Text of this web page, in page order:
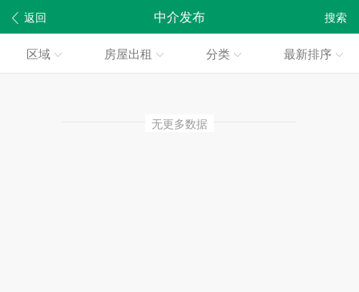
返回 搜索
中介发布
区域 房屋出租 分类 最新排序
无更多数据